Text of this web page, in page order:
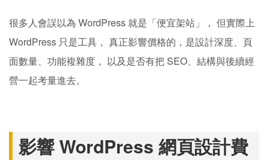
很多人會誤以為 WordPress 就是「便宜架站」， 但實際上
WordPress 只是工具， 真正影響價格的，是設計深度、頁
面數量、功能複雜度， 以及是否有把 SEO、結構與後續經
營一起考量進去。
影響 WordPress 網頁設計費